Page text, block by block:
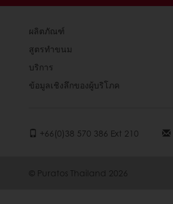
ผลิตภัณฑ์
สูตรทำขนม
บริการ
ข้อมูลเชิงลึกของผู้บริโภค
+66(0)38 570 386 Ext 210
© Puratos Thailand 2026